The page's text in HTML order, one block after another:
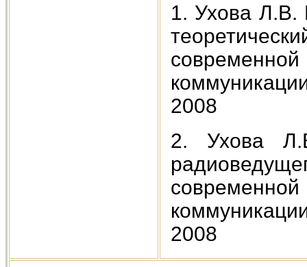
1. Ухова Л.В.
2008
2. Ухова
2008